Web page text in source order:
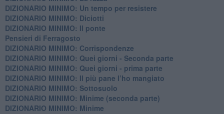
DIZIONARIO MINIMO: Un tempo per resistere
DIZIONARIO MINIMO: Diciotti
DIZIONARIO MINIMO: Il ponte
Pensieri di Ferragosto
DIZIONARIO MINIMO: Corrispondenze
DIZIONARIO MINIMO: Quei giorni - Seconda parte
DIZIONARIO MINIMO: Quei giorni - prima parte
DIZIONARIO MINIMO: Il più pane l’ho mangiato
DIZIONARIO MINIMO: Sottosuolo
DIZIONARIO MINIMO: Minime (seconda parte)
DIZIONARIO MINIMO: Minime